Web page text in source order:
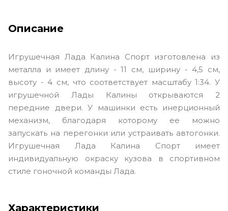
Описание
Игрушечная Лада Калина Спорт изготовлена из
металла и имеет длину - 11 см, ширину - 4,5 см,
высоту - 4 см, что соответствует масштабу 1:34. У
игрушечной Лады Калины открываются 2
передние двери. У машинки есть инерционный
механизм, благодаря которому ее можно
запускать на перегонки или устраивать автогонки.
Игрушечная Лада Калина Спорт имеет
индивидуальную окраску кузова в спортивном
стиле гоночной команды Лада.
Характеристики